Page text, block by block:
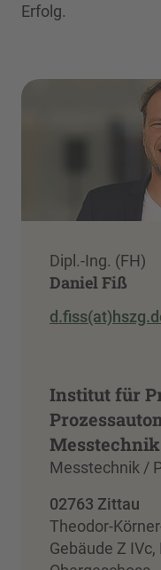
Erfolg.
Dipl.-Ing. (FH)
Daniel Fiß
Institut für
Messtechnik
Messtechnik /
02763 Zittau
Theodor-
Gebäude Z